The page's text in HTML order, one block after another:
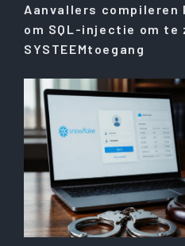
Aanvallers compileren
om SQL-injectie om te
SYSTEEMtoegang